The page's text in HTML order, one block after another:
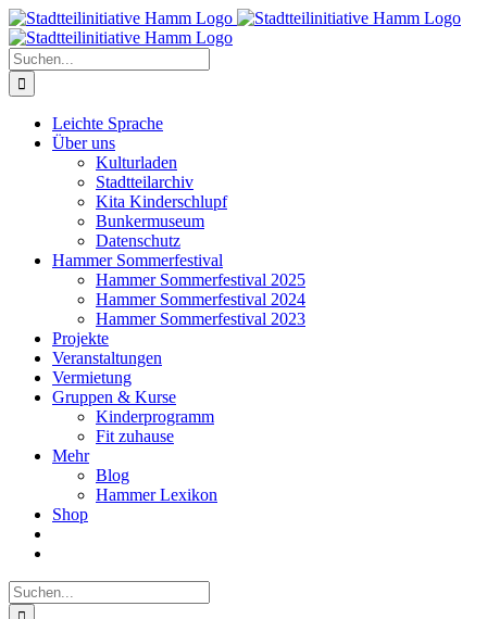
Zum
Inhalt
springen
Suche
nach:
Leichte Sprache
Über uns
Kulturladen
Stadtteilarchiv
Kita Kinderschlupf
Bunkermuseum
Datenschutz
Hammer Sommerfestival
Hammer Sommerfestival 2025
Hammer Sommerfestival 2024
Hammer Sommerfestival 2023
Projekte
Veranstaltungen
Vermietung
Gruppen & Kurse
Kinderprogramm
Fit zuhause
Mehr
Blog
Hammer Lexikon
Shop
Suche
nach: